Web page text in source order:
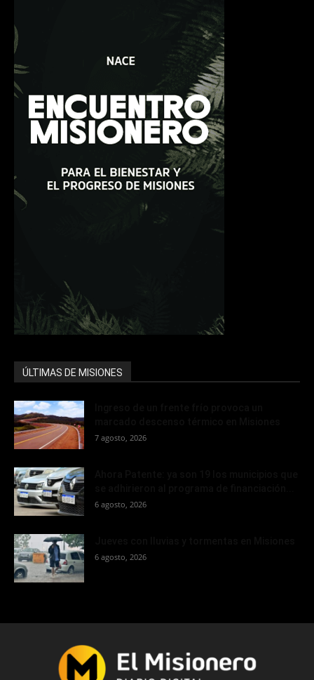
ÚLTIMAS DE MISIONES
7 agosto, 2026
6 agosto, 2026
6 agosto, 2026